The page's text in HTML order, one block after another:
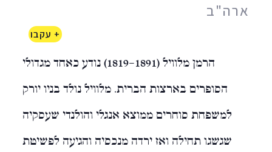
ארה"ב
+ עקבו
הרמן מלוויל (1819-1891) נודע כאחד מגדולי
הסופרים בארצות הברית. מלוויל נולד בניו יורק
למשפחת סוחרים ממוצא אנגלי והולנדי שעסקיה
שגשגו תחילה ואז ירדה מנכסיה והגיעה לפשיטת